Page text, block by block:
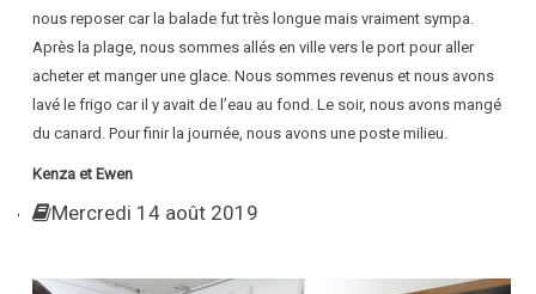
nous reposer car la balade fut très longue mais vraiment sympa.
Après la plage, nous sommes allés en ville vers le port pour aller
acheter et manger une glace. Nous sommes revenus et nous avons
lavé le frigo car il y avait de l’eau au fond. Le soir, nous avons mangé
du canard. Pour finir la journée, nous avons une poste milieu.
Kenza et Ewen
Mercredi 14 août 2019